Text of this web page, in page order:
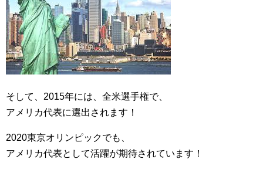
そして、2015年には、全米選手権で、
アメリカ代表に選出されます！
2020東京オリンピックでも、
アメリカ代表として活躍が期待されています！